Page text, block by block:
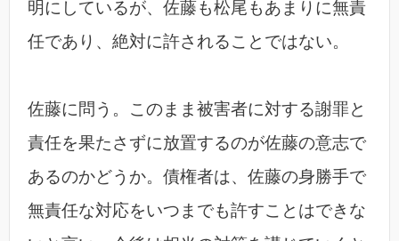
明にしているが、佐藤も松尾もあまりに無責
任であり、絶対に許されることではない。
佐藤に問う。このまま被害者に対する謝罪と
責任を果たさずに放置するのが佐藤の意志で
あるのかどうか。債権者は、佐藤の身勝手で
無責任な対応をいつまでも許すことはできな